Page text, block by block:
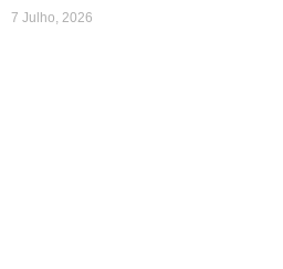
7 Julho, 2026